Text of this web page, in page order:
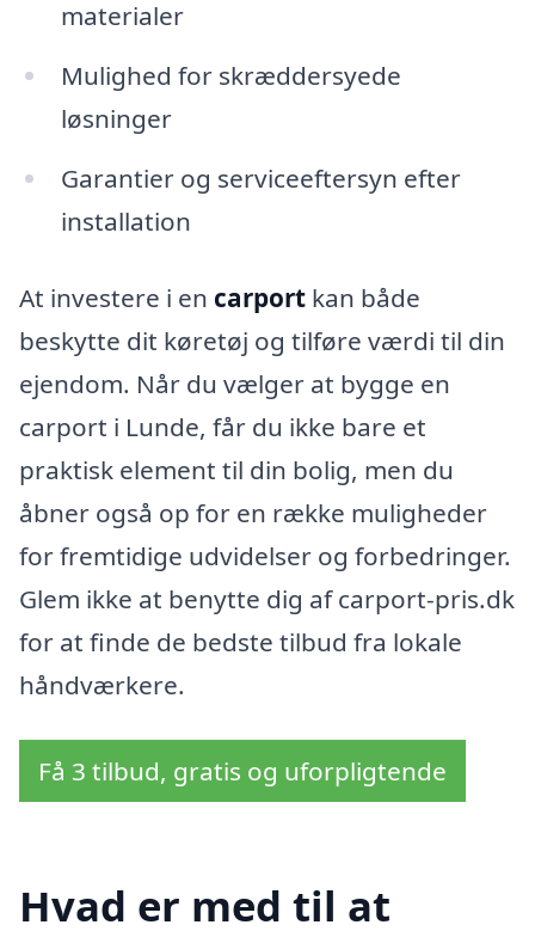
materialer
Mulighed for skræddersyede
løsninger
Garantier og serviceeftersyn efter
installation
At investere i en carport kan både
beskytte dit køretøj og tilføre værdi til din
ejendom. Når du vælger at bygge en
carport i Lunde, får du ikke bare et
praktisk element til din bolig, men du
åbner også op for en række muligheder
for fremtidige udvidelser og forbedringer.
Glem ikke at benytte dig af carport-pris.dk
for at finde de bedste tilbud fra lokale
håndværkere.
Få 3 tilbud, gratis og uforpligtende
Hvad er med til at